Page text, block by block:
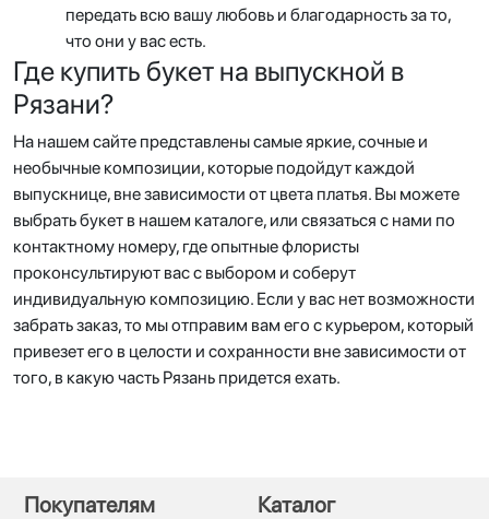
передать всю вашу любовь и благодарность за то,
что они у вас есть.
Где купить букет на выпускной в
Рязани?
На нашем сайте представлены самые яркие, сочные и
необычные композиции, которые подойдут каждой
выпускнице, вне зависимости от цвета платья. Вы можете
выбрать букет в нашем каталоге, или связаться с нами по
контактному номеру, где опытные флористы
проконсультируют вас с выбором и соберут
индивидуальную композицию. Если у вас нет возможности
забрать заказ, то мы отправим вам его с курьером, который
привезет его в целости и сохранности вне зависимости от
того, в какую часть Рязань придется ехать.
Покупателям Каталог